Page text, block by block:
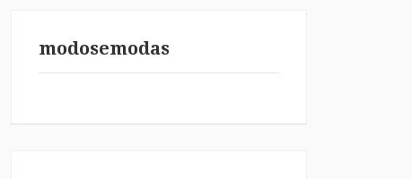
modosemodas